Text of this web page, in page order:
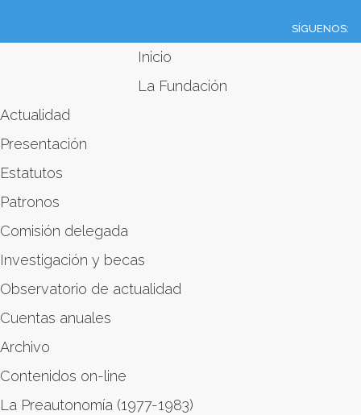
SÍGUENOS:
Inicio
La Fundación
Actualidad
Presentación
Estatutos
Patronos
Comisión delegada
Investigación y becas
Observatorio de actualidad
Cuentas anuales
Archivo
Contenidos on-line
La Preautonomía (1977-1983)